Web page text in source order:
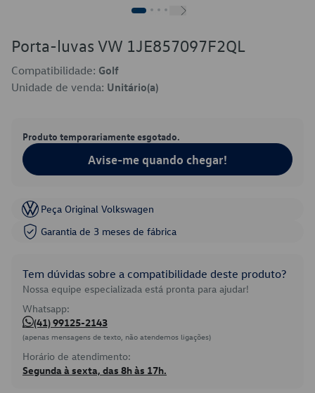
Porta-luvas VW 1JE857097F2QL
Compatibilidade: Golf
Unidade de venda: Unitário(a)
Produto temporariamente esgotado.
Avise-me quando chegar!
Peça Original Volkswagen
Garantia de 3 meses de fábrica
Tem dúvidas sobre a compatibilidade deste produto?
Nossa equipe especializada está pronta para ajudar!
Whatsapp:
(41) 99125-2143
(apenas mensagens de texto, não atendemos ligações)
Horário de atendimento:
Segunda à sexta, das 8h às 17h.